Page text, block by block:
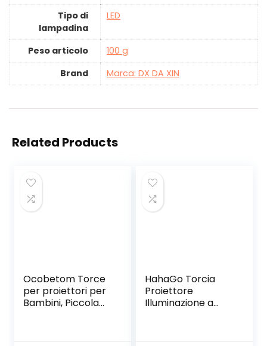
Tipo di
lampadina
‎LED
Peso articolo
‎100 g
Brand
Marca: DX DA XIN
Related Products
Ocobetom Torce
per proiettori per
Bambini, Piccola
HahaGo Torcia
Proiettore
Illuminazione a